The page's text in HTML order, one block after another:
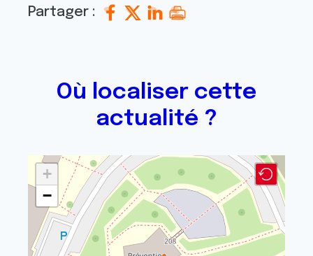
Partager :
Où localiser cette
actualité ?
+
−